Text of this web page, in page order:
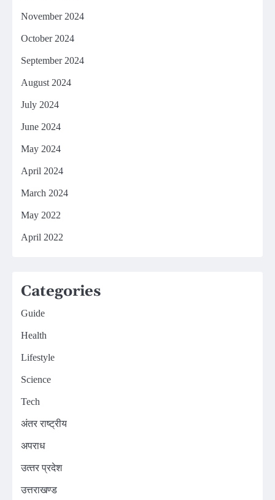
November 2024
October 2024
September 2024
August 2024
July 2024
June 2024
May 2024
April 2024
March 2024
May 2022
April 2022
Categories
Guide
Health
Lifestyle
Science
Tech
अंतर राष्ट्रीय
अपराध
उत्‍तर प्रदेश
उत्तराखण्ड